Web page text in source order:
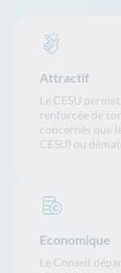
Attractif
Le CESU
renforcée de
concernés que
CESU) ou
Economique
Le Conseil